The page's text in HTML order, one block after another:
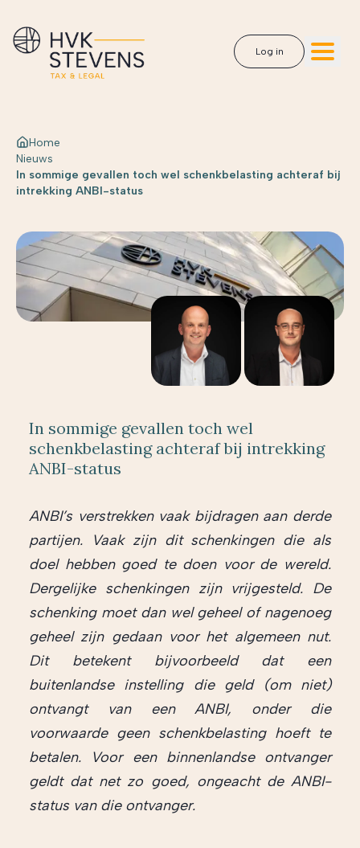
Log in
Home
Nieuws
In sommige gevallen toch wel schenkbelasting achteraf bij
intrekking ANBI-status
In sommige gevallen toch wel
schenkbelasting achteraf bij intrekking
ANBI-status
ANBI’s verstrekken vaak bijdragen aan derde
partijen. Vaak zijn dit schenkingen die als
doel hebben goed te doen voor de wereld.
Dergelijke schenkingen zijn vrijgesteld. De
schenking moet dan wel geheel of nagenoeg
geheel zijn gedaan voor het algemeen nut.
Dit betekent bijvoorbeeld dat een
buitenlandse instelling die geld (om niet)
ontvangt van een ANBI, onder die
voorwaarde geen schenkbelasting hoeft te
betalen. Voor een binnenlandse ontvanger
geldt dat net zo goed, ongeacht de ANBI-
status van die ontvanger.